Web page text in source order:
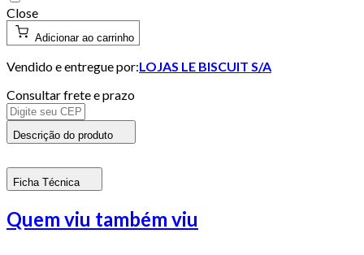
Close
Adicionar ao carrinho
Vendido e entregue por:LOJAS LE BISCUIT S/A
Consultar frete e prazo
Descrição do produto
Ficha Técnica
Quem viu também viu